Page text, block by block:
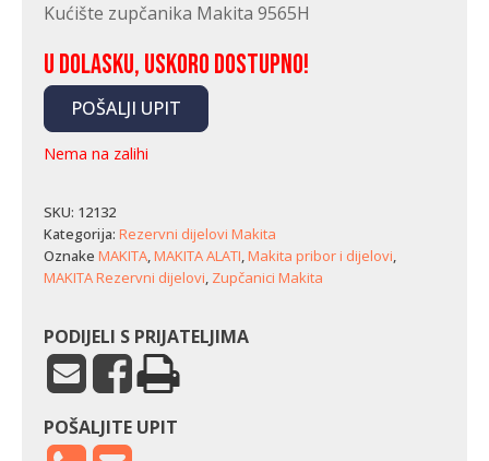
Kućište zupčanika Makita 9565H
U dolasku, uskoro dostupno!
POŠALJI UPIT
Nema na zalihi
SKU: 12132
Kategorija: Rezervni dijelovi Makita
Oznake MAKITA,MAKITA ALATI,Makita pribor i dijelovi,
MAKITA Rezervni dijelovi, Zupčanici Makita
PODIJELI S PRIJATELJIMA
POŠALJITE UPIT